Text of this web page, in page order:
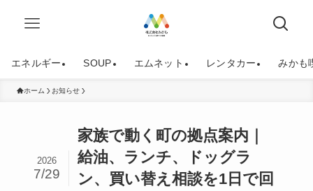
エネルギー SOUP エムネット レンタカー みかも
ホーム お知らせ
家族で動く町の拠点案内｜
給油、ランチ、ドッグラ
ン、買い替え相談を1日で回
2026
7/29